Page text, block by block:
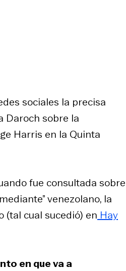
sociales la precisa
Daroch sobre la
Harris en la Quinta
fue consultada sobre
venezolano, la
(tal cual sucedió) en Hay
en que va a